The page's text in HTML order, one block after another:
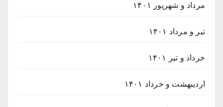
مرداد و شهریور ۱۴۰۱
تیر و مرداد ۱۴۰۱
خرداد و تیر ۱۴۰۱
اردیبهشت و خرداد ۱۴۰۱